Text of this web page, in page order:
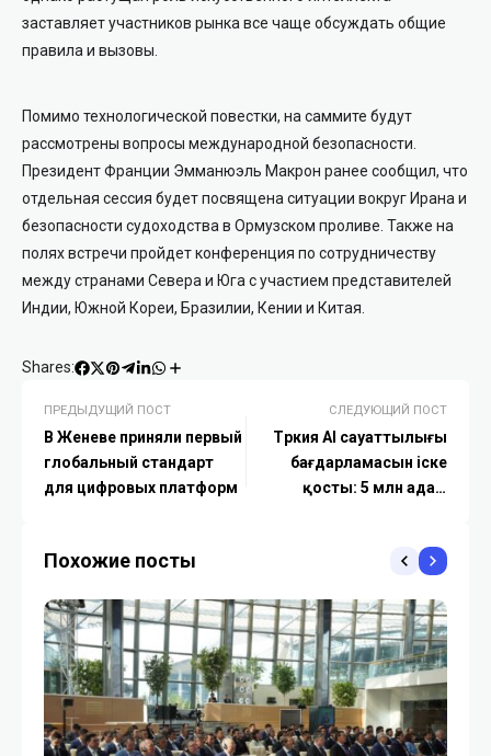
заставляет участников рынка все чаще обсуждать общие
правила и вызовы.
Помимо технологической повестки, на саммите будут
рассмотрены вопросы международной безопасности.
Президент Франции Эмманюэль Макрон ранее сообщил, что
отдельная сессия будет посвящена ситуации вокруг Ирана и
безопасности судоходства в Ормузском проливе. Также на
полях встречи пройдет конференция по сотрудничеству
между странами Севера и Юга с участием представителей
Индии, Южной Кореи, Бразилии, Кении и Китая.
Shares:
ПРЕДЫДУЩИЙ ПОСТ
В Женеве приняли первый
глобальный стандарт
для цифровых платформ
СЛЕДУЮЩИЙ ПОСТ
Түркия AI сауаттылығы
бағдарламасын іске
қосты: 5 млн адам
Похожие посты